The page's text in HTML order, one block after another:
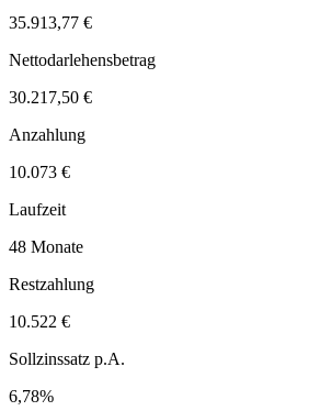
35.913,77 €
Nettodarlehensbetrag
30.217,50 €
Anzahlung
10.073 €
Laufzeit
48 Monate
Restzahlung
10.522 €
Sollzinssatz p.A.
6,78%